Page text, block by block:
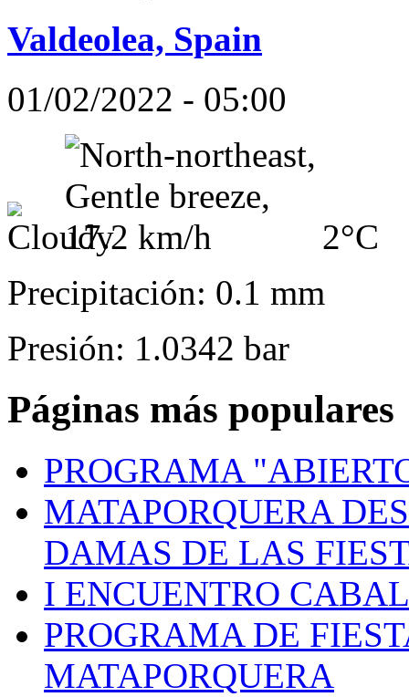
Valdeolea, Spain
01/02/2022 - 05:00
2°C
Precipitación: 0.1 mm
Presión: 1.0342 bar
Páginas más populares
PROGRAMA
MATAPORQUERA
DAMAS DE LAS
I ENCUENTRO
PROGRAMA DE
MATAPORQUERA